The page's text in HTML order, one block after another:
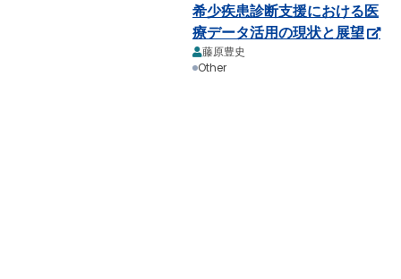
希少疾患診断支援における医
療データ活用の現状と展望
藤原豊史
Other